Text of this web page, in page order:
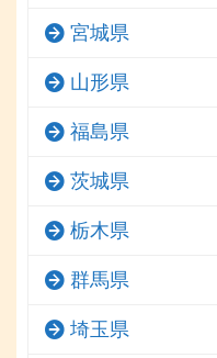
宮城県
山形県
福島県
茨城県
栃木県
群馬県
埼玉県